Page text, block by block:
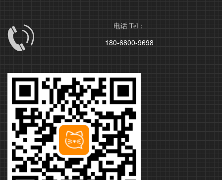
电话 Tel：
180-6800-9698